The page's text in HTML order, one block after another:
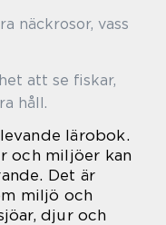
näckrosor, vass
att se fiskar,
håll.
lärobok.
och miljöer kan
Det är
miljö och
djur och